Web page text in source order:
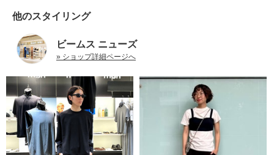
他のスタイリング
ビームス ニューズ
» ショップ詳細ページへ